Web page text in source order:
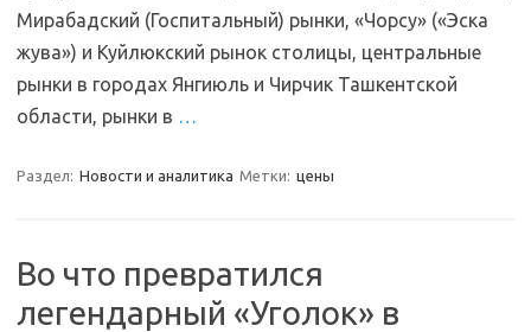
Мирабадский (Госпитальный) рынки, «Чорсу» («Эска
жува») и Куйлюкский рынок столицы, центральные
рынки в городах Янгиюль и Чирчик Ташкентской
области, рынки в …
Раздел: Новости и аналитика Метки: цены
Во что превратился
легендарный «Уголок» в